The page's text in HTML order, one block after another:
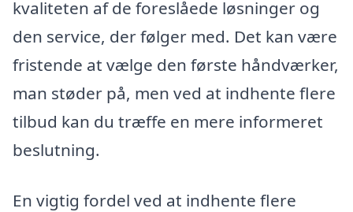
kvaliteten af de foreslåede løsninger og
den service, der følger med. Det kan være
fristende at vælge den første håndværker,
man støder på, men ved at indhente flere
tilbud kan du træffe en mere informeret
beslutning.
En vigtig fordel ved at indhente flere